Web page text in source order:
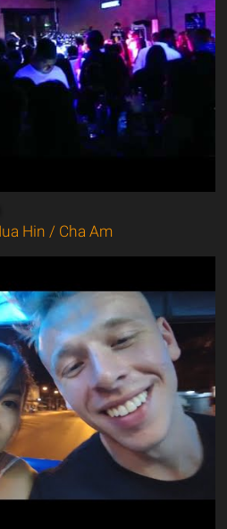
Hin / Cha Am